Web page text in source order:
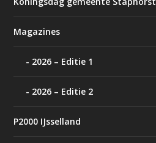
Magazines
2026 – Editie 1
2026 – Editie 2
P2000 IJsselland